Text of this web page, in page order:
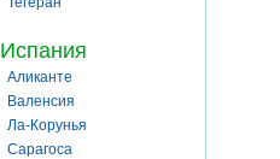
Испания
Аликанте
Валенсия
Ла-Корунья
Сарагоса